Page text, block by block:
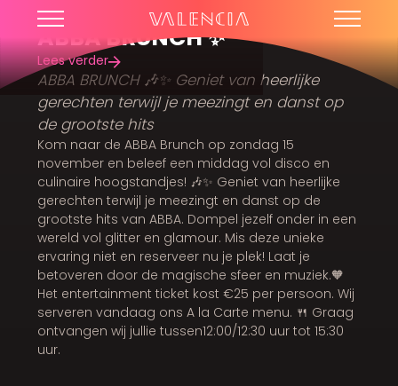
ABBA BRUNCH ✨
Lees verder
ABBA BRUNCH 🎶✨ Geniet van heerlijke
gerechten terwijl je meezingt en danst op
de grootste hits
Kom naar de ABBA Brunch op zondag 15
november en beleef een middag vol disco en
culinaire hoogstandjes! 🎶✨ Geniet van heerlijke
gerechten terwijl je meezingt en danst op de
grootste hits van ABBA. Dompel jezelf onder in een
wereld vol glitter en glamour. Mis deze unieke
ervaring niet en reserveer nu je plek! Laat je
betoveren door de magische sfeer en muziek.🧡
Het entertainment ticket kost €25 per persoon. Wij
serveren vandaag ons A la Carte menu. 🍴 Graag
ontvangen wij jullie tussen12:00/12:30 uur tot 15:30
uur.